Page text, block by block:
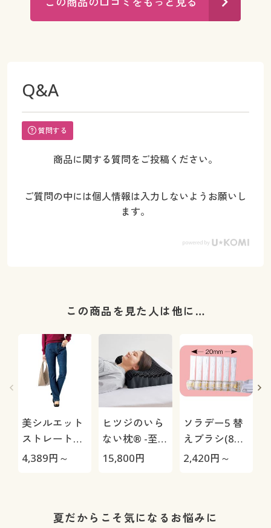
Q&A
質問する
商品に関する質問をご投稿ください。
ご質問の中には個人情報は入力しないようお願いし
ます。
この商品を見た人は他に…
美シルエット
ストレートデ
ニムパンツ(洗
4,389円～
ヒツジのいら
ない枕® -至
極-
15,800円
ソラデー5 替
えブラシ(8個
組)
2,420円～
夏だからこそ気になるお悩みに